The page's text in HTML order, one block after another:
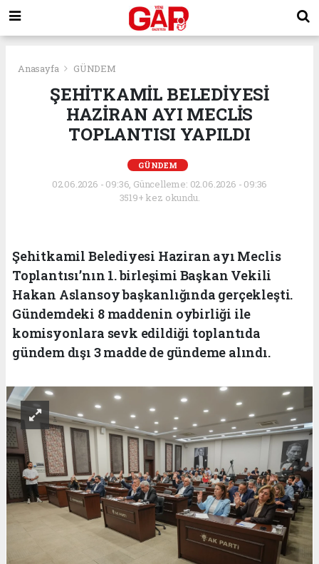
Anasayfa GÜNDEM
ŞEHİTKAMİL BELEDİYESİ
HAZİRAN AYI MECLİS
TOPLANTISI YAPILDI
GÜNDEM
02.06.2026 - 09:36, Güncelleme: 02.06.2026 - 09:36
3519+ kez okundu.
Şehitkamil Belediyesi Haziran ayı Meclis
Toplantısı’nın 1. birleşimi Başkan Vekili
Hakan Aslansoy başkanlığında gerçekleşti.
Gündemdeki 8 maddenin oybirliği ile
komisyonlara sevk edildiği toplantıda
gündem dışı 3 madde de gündeme alındı.